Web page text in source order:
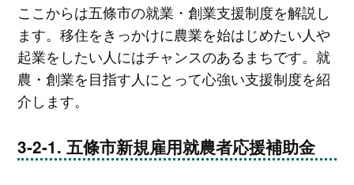
ここからは五條市の就業・創業支援制度を解説し
ます。移住をきっかけに農業を始はじめたい人や
起業をしたい人にはチャンスのあるまちです。就
農・創業を目指す人にとって心強い支援制度を紹
介します。
五條市新規雇用就農者応援補助金